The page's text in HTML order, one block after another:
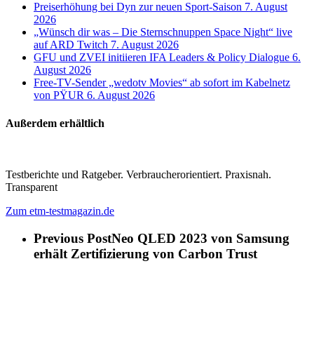
Preiserhöhung bei Dyn zur neuen Sport-Saison 7. August
2026
„Wünsch dir was – Die Sternschnuppen Space Night“ live
auf ARD Twitch 7. August 2026
GFU und ZVEI initiieren IFA Leaders & Policy Dialogue 6.
August 2026
Free-TV-Sender „wedotv Movies“ ab sofort im Kabelnetz
von PŸUR 6. August 2026
Außerdem erhältlich
Testberichte und Ratgeber. Verbraucherorientiert. Praxisnah.
Transparent
Zum etm-testmagazin.de
Previous PostNeo QLED 2023 von Samsung
erhält Zertifizierung von Carbon Trust